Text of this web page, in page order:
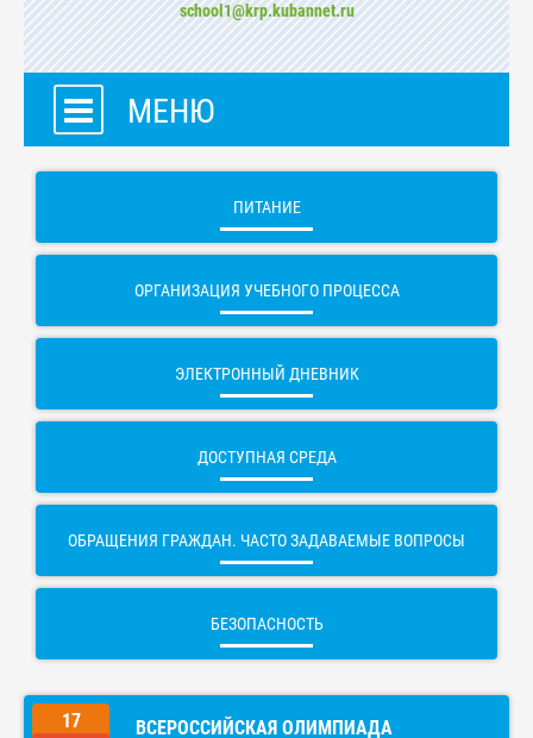
school1@krp.kubannet.ru
МЕНЮ
ПИТАНИЕ
ОРГАНИЗАЦИЯ УЧЕБНОГО ПРОЦЕССА
ЭЛЕКТРОННЫЙ ДНЕВНИК
ДОСТУПНАЯ СРЕДА
ОБРАЩЕНИЯ ГРАЖДАН. ЧАСТО ЗАДАВАЕМЫЕ ВОПРОСЫ
БЕЗОПАСНОСТЬ
17
ВСЕРОССИЙСКАЯ ОЛИМПИАДА